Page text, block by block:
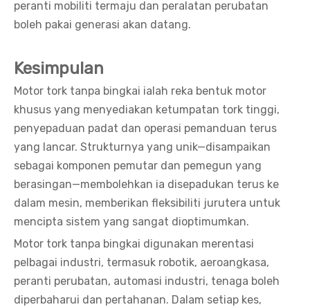
peranti mobiliti termaju dan peralatan perubatan
boleh pakai generasi akan datang.
Kesimpulan
Motor tork tanpa bingkai ialah reka bentuk motor
khusus yang menyediakan ketumpatan tork tinggi,
penyepaduan padat dan operasi pemanduan terus
yang lancar. Strukturnya yang unik—disampaikan
sebagai komponen pemutar dan pemegun yang
berasingan—membolehkan ia disepadukan terus ke
dalam mesin, memberikan fleksibiliti jurutera untuk
mencipta sistem yang sangat dioptimumkan.
Motor tork tanpa bingkai digunakan merentasi
pelbagai industri, termasuk robotik, aeroangkasa,
peranti perubatan, automasi industri, tenaga boleh
diperbaharui dan pertahanan. Dalam setiap kes,